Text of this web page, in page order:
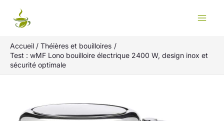
Accueil
Théières et bouilloires
Test : wMF Lono bouilloire électrique 2400 W, design inox et
sécurité optimale